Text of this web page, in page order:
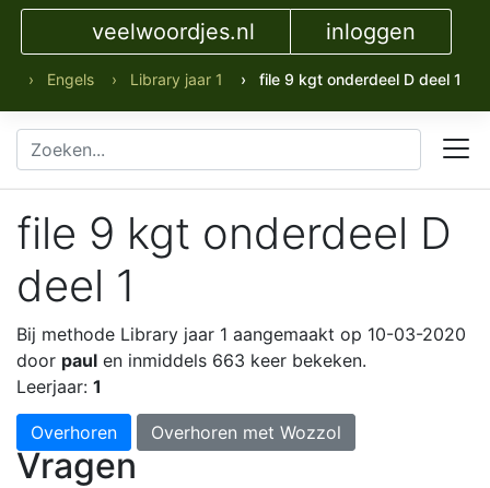
veelwoordjes.nl inloggen
› Engels › Library jaar 1 › file 9 kgt onderdeel D deel 1
file 9 kgt onderdeel D
deel 1
Bij methode Library jaar 1 aangemaakt op 10-03-2020
door paul en inmiddels 663 keer bekeken.
Leerjaar: 1
Overhoren Overhoren met Wozzol
Vragen